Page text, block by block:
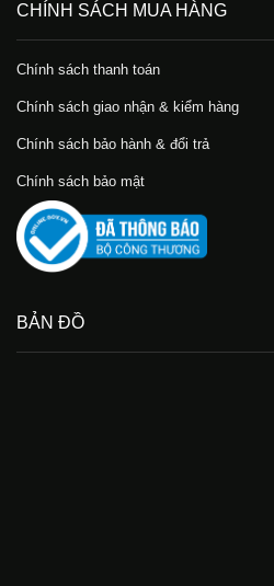
CHÍNH SÁCH MUA HÀNG
Chính sách thanh toán
Chính sách giao nhận & kiểm hàng
Chính sách bảo hành & đổi trả
Chính sách bảo mật
BẢN ĐỒ